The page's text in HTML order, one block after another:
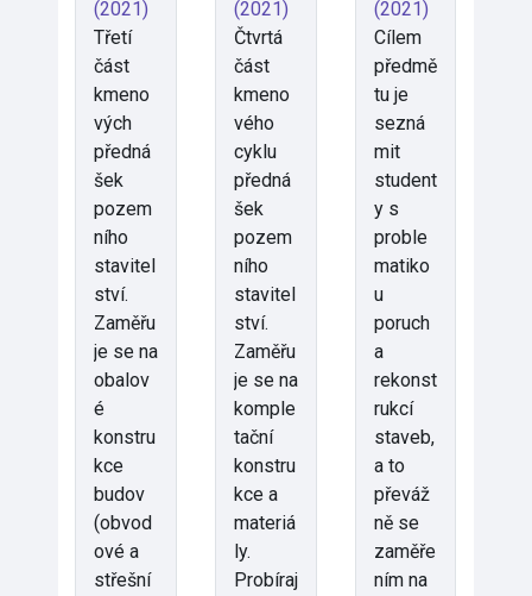
(2021)
Třetí
část
kmeno
vých
předná
šek
pozem
ního
stavitel
ství.
Zaměřu
je se na
obalov
é
konstru
kce
budov
(obvod
ové a
střešní
(2021)
Čtvrtá
část
kmeno
vého
cyklu
předná
šek
pozem
ního
stavitel
ství.
Zaměřu
je se na
komple
tační
konstru
kce a
materiá
ly.
Probíraj
(2021)
Cílem
předmě
tu je
sezná
mit
student
y s
proble
matiko
u
poruch
a
rekonst
rukcí
staveb,
a to
převáž
ně se
zaměře
ním na